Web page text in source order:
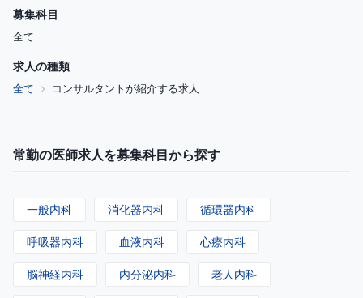
募集科目
全て
求人の種類
全て コンサルタントが紹介する求人
常勤の医師求人を募集科目から探す
一般内科 消化器内科 循環器内科
呼吸器内科 血液内科 心療内科
脳神経内科 内分泌内科 老人内科